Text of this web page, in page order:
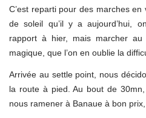
C’est reparti pour des marches
de soleil qu’il y a aujourd’hui,
rapport à hier, mais marcher
magique, que l’on en oublie la
Arrivée au settle point, nous
la route à pied. Au bout de
nous ramener à Banaue à bon